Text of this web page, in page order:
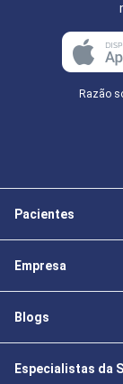
Razão
Pacientes
Empresa
Blogs
Especialistas da